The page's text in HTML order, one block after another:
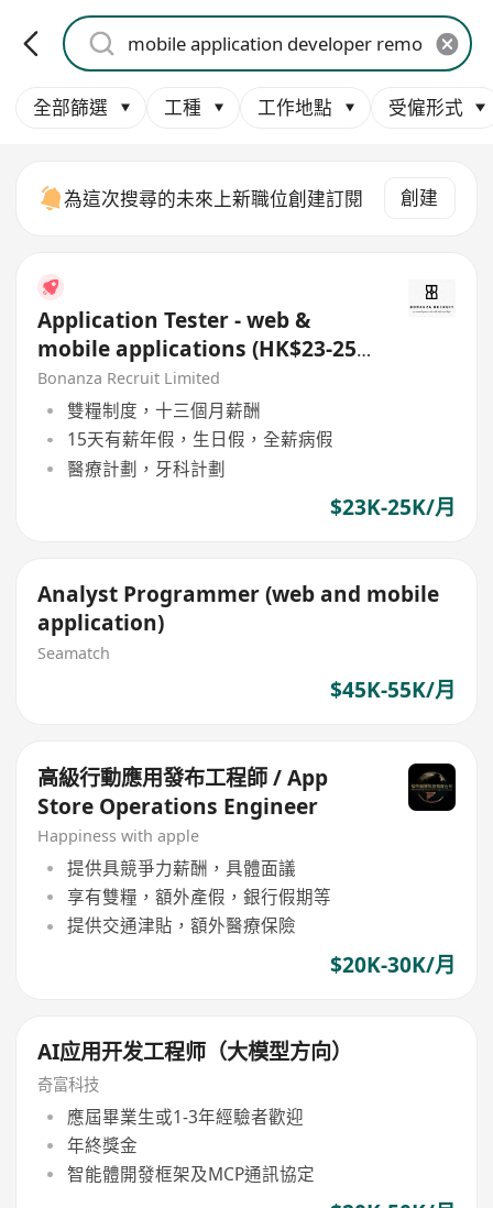
全部篩選 工種 工作地點 受僱形式
為這次搜尋的未來上新職位創建訂閱 創建
Application Tester - web &
mobile applications (HK$23-25K
x 13 | Whampoa)
Bonanza Recruit Limited
雙糧制度，十三個月薪酬
15天有薪年假，生日假，全薪病假
醫療計劃，牙科計劃
$23K-25K/月
Analyst Programmer (web and mobile
application)
Seamatch
$45K-55K/月
高級行動應用發布工程師 / App
Store Operations Engineer
Happiness with apple
提供具競爭力薪酬，具體面議
享有雙糧，額外產假，銀行假期等
提供交通津貼，額外醫療保險
$20K-30K/月
AI应用开发工程师（大模型方向）
奇富科技
應屆畢業生或1-3年經驗者歡迎
年終獎金
智能體開發框架及MCP通訊協定